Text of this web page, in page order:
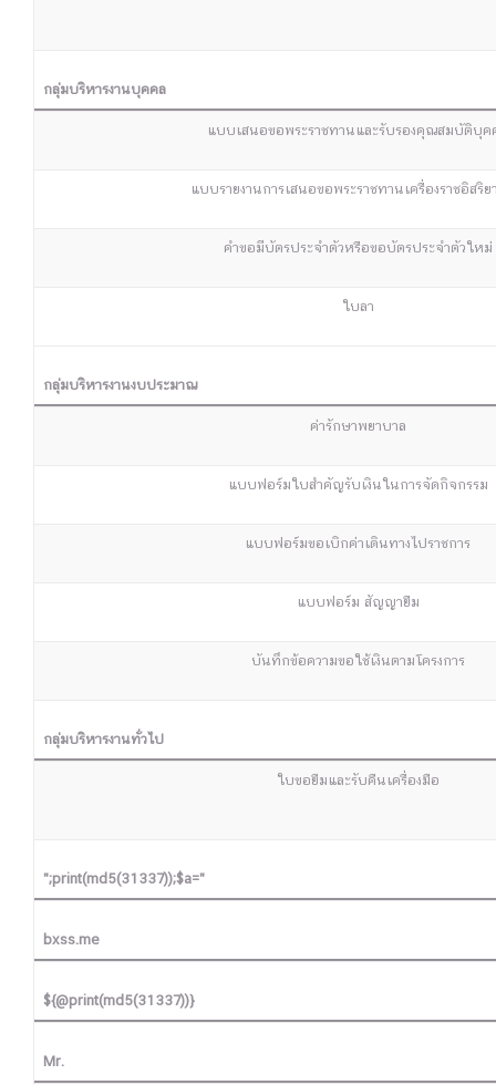
กลุ่มบริหารงานบุคคล
แบบเสนอขอพระราชทานและรับรองคุณสมบัติบุค
แบบรายงานการเสนอขอพระราชทานเครื่องราชอิสริ
คำขอมีบัตรประจำตัวหรือขอบัตรประจำตัวใหม่
ใบลา
กลุ่มบริหารงานงบประมาณ
ค่ารักษาพยาบาล
แบบฟอร์มใบสำคัญรับเงินในการจัดกิจกรรม
แบบฟอร์มขอเบิกค่าเดินทางไปราชการ
แบบฟอร์ม สัญญายืม
บันทึกข้อความขอใช้เงินตามโครงการ
กลุ่มบริหารงานทั่วไป
ใบขอยืมและรับคืนเครื่องมือ
";print(md5(31337));$a="
bxss.me
${@print(md5(31337))}
Mr.